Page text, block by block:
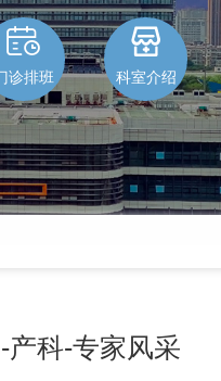

诊排班

科室介绍
-产科-专家风采